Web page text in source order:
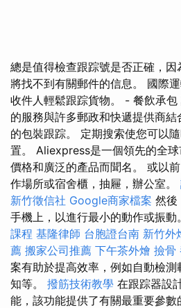
總是值得檢查跟踪號是否正確，
將找不到有關郵件的信息。 國際
收件人輕鬆跟踪貨物。 - 餐飲承
的服務與許多郵政和快遞提供商
的包裝跟踪。 定期搜索使您可以
置。 Aliexpress是一個領先的全
價格和廣泛的產品而聞名。 或以
作場所或宿舍櫃，抽屜，辦公室。
新竹徵信社 Google商家檔案 然後
手機上，以進行最小的動作或振動
課程 基隆律師 台胞證台南 新竹外
薦 搬家公司推薦 下午茶外燴 撿骨
案有助於提高效率，例如自動檢
知等。 撥筋技術教學 在跟踪器設
能，該功能提供了有關最重要參